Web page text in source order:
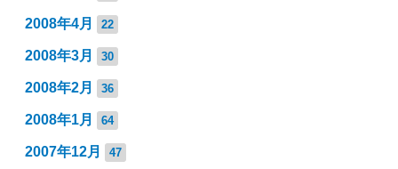
2008年4月 22
2008年3月 30
2008年2月 36
2008年1月 64
2007年12月 47